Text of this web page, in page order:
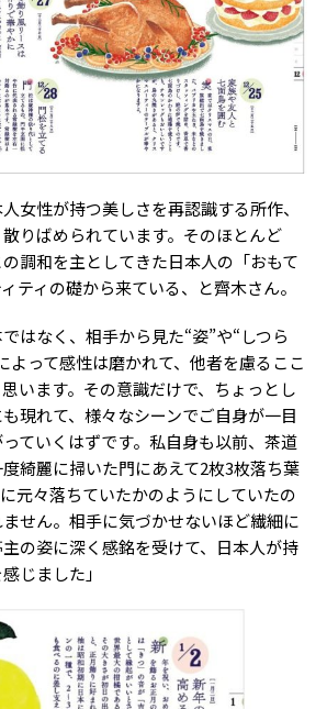
女性が持つ美しさを再認識する所作、
りばめられています。そのほとんど
調和を主としてきた日本人の「おもて
ティの礎から来ている、と齊木さん。
はなく、相手から見た“姿”や“しつら
よって感性は磨かれて、他者を慮るここ
います。その意識だけで、ちょっとし
現れて、様々なシーンでご自身が一目
ていくはずです。私自身も以前、茶道
綺麗に掃いた門にあえて2枚3枚落ち葉
元々落ちていたかのようにしていたの
せん。相手に気づかせないほど繊細に
の姿に深く感銘を受けて、日本人が持
じました」